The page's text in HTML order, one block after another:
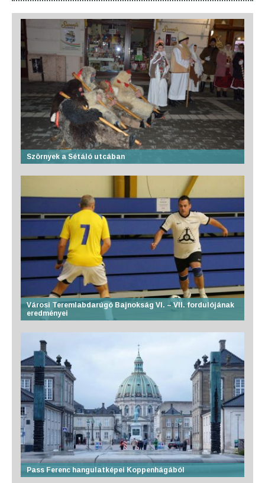
Szörnyek a Sétáló utcában
Városi Teremlabdarúgó Bajnokság VI. – VII. fordulójának
eredményei
Pass Ferenc hangulatképei Koppenhágából